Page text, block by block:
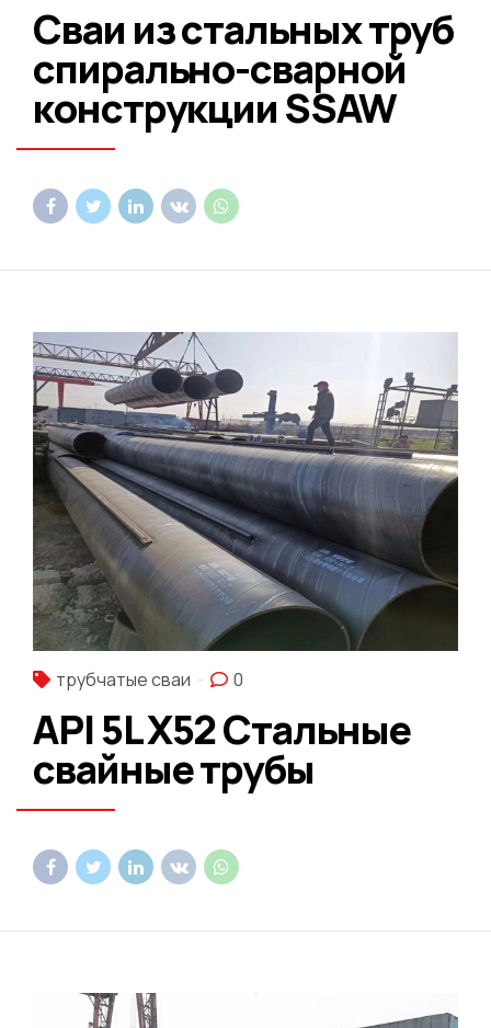
Сваи из стальных труб
спирально-сварной
конструкции SSAW
трубчатые сваи 0
API 5L X52 Стальные
свайные трубы